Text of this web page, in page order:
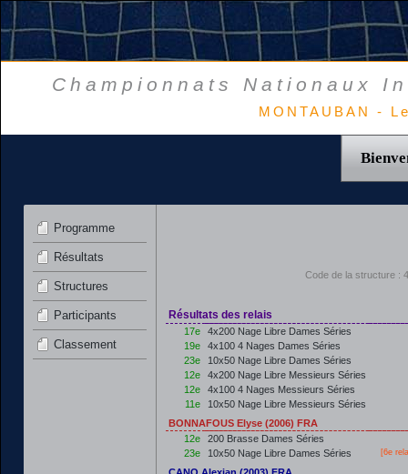
Championnats Nationaux
MONTAUBAN -
Programme
Résultats
Structures
Participants
Classement
Code de la structure :
Résultats des relais
17e
4x200 Nage Libre Dames Séries
19e
4x100 4 Nages Dames Séries
23e
10x50 Nage Libre Dames Séries
12e
4x200 Nage Libre Messieurs Séries
12e
4x100 4 Nages Messieurs Séries
11e
10x50 Nage Libre Messieurs Séries
BONNAFOUS Elyse (2006) FRA
12e
200 Brasse Dames Séries
23e
10x50 Nage Libre Dames Séries [6e